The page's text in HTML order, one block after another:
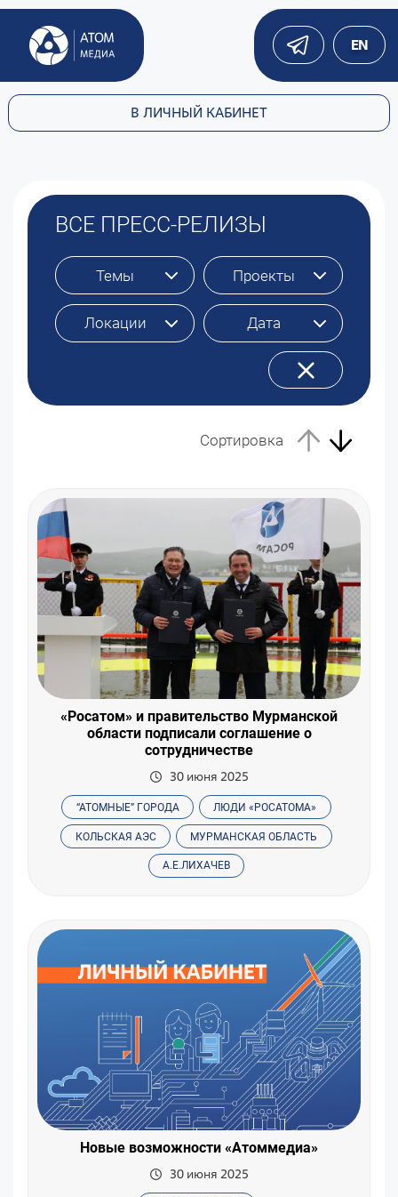
EN
В ЛИЧНЫЙ КАБИНЕТ
ВСЕ ПРЕСС-РЕЛИЗЫ
Темы Проекты
Локации Дата
Сортировка
«Росатом» и правительство Мурманской
области подписали соглашение о
сотрудничестве
30 июня 2025
“АТОМНЫЕ” ГОРОДА ЛЮДИ «РОСАТОМА»
КОЛЬСКАЯ АЭС МУРМАНСКАЯ ОБЛАСТЬ
А.Е.ЛИХАЧЕВ
Новые возможности «Атоммедиа»
30 июня 2025